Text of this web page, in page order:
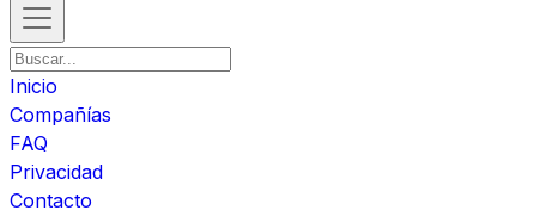
Inicio
Compañías
FAQ
Privacidad
Contacto